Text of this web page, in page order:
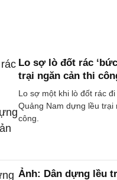
Lo sợ lò đốt rác
trại ngăn cản thi
Lo sợ một khi lò đốt rác
Quảng Nam dựng lều
công.
Ảnh: Dân dựng lều